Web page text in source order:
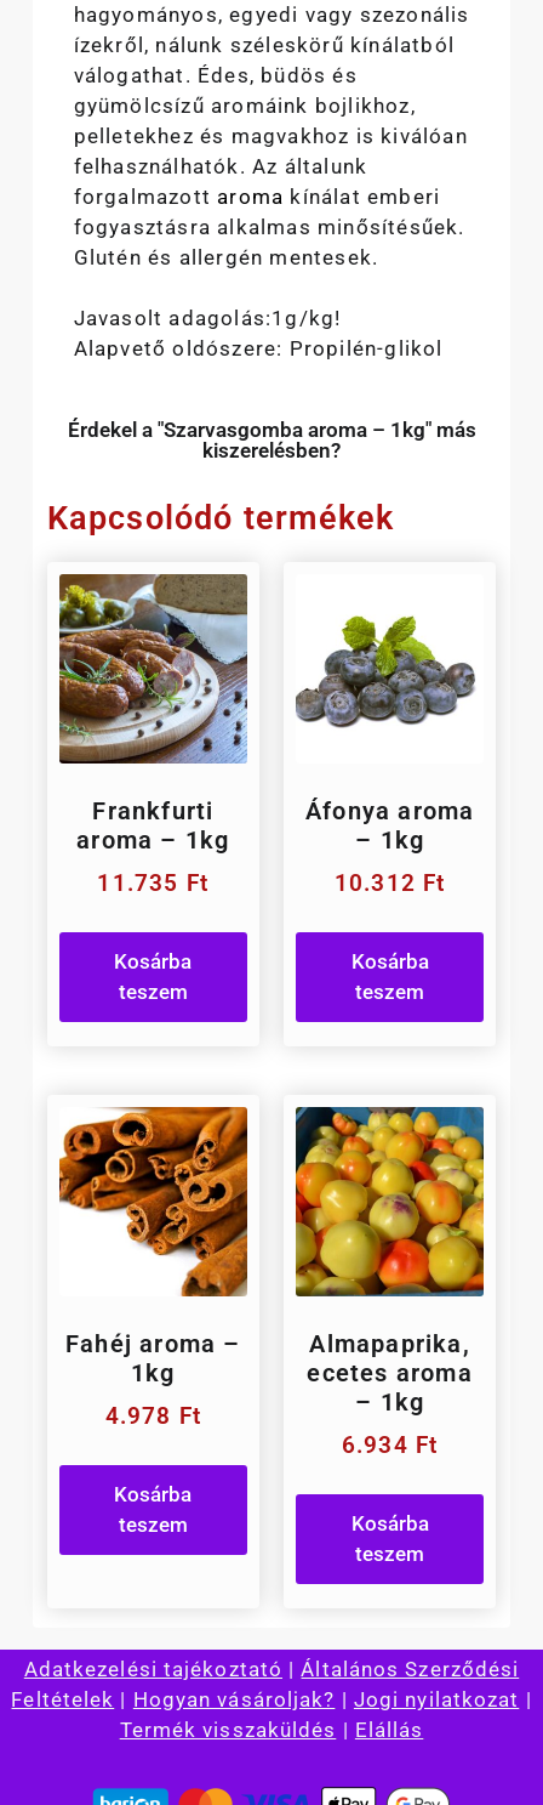
hagyományos, egyedi vagy szezonális
ízekről, nálunk széleskörű kínálatból
válogathat. Édes, büdös és
gyümölcsízű aromáink bojlikhoz,
pelletekhez és magvakhoz is kiválóan
felhasználhatók. Az általunk
forgalmazott aroma kínálat emberi
fogyasztásra alkalmas minősítésűek.
Glutén és allergén mentesek.
Javasolt adagolás:1g/kg!
Alapvető oldószere: Propilén-glikol
Érdekel a "Szarvasgomba aroma – 1kg" más
kiszerelésben?
Kapcsolódó termékek
Frankfurti
aroma – 1kg
11.735 Ft
Kosárba
teszem
Áfonya aroma
– 1kg
10.312 Ft
Kosárba
teszem
Fahéj aroma –
1kg
4.978 Ft
Kosárba
teszem
Almapaprika,
ecetes aroma
– 1kg
6.934 Ft
Kosárba
teszem
Adatkezelési tajékoztató |Általános Szerződési
Feltételek | Hogyan vásároljak? | Jogi nyilatkozat |
Termék visszaküldés | Elállás